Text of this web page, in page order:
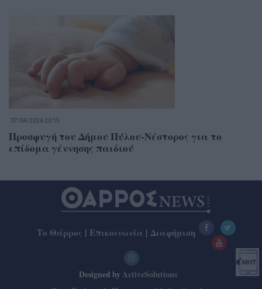
07/04/2026 20:15
Προσφυγή του Δήμου Πύλου-Νέστορος για το
επίδομα γέννησης παιδιού
Το Θάρρος | Επικοινωνία | Διαφήμιση
Designed by ActiveSolutions